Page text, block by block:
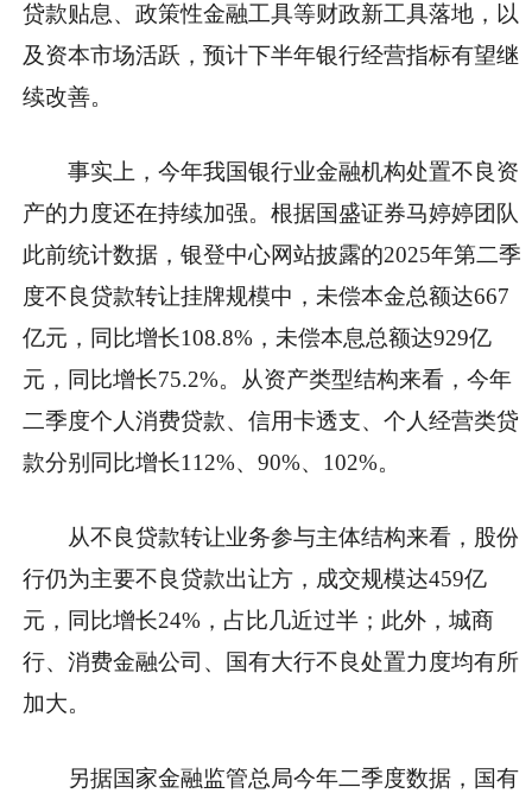
贷款贴息、政策性金融工具等财政新工具落地，以
及资本市场活跃，预计下半年银行经营指标有望继
续改善。
事实上，今年我国银行业金融机构处置不良资
产的力度还在持续加强。根据国盛证券马婷婷团队
此前统计数据，银登中心网站披露的2025年第二季
度不良贷款转让挂牌规模中，未偿本金总额达667
亿元，同比增长108.8%，未偿本息总额达929亿
元，同比增长75.2%。从资产类型结构来看，今年
二季度个人消费贷款、信用卡透支、个人经营类贷
款分别同比增长112%、90%、102%。
从不良贷款转让业务参与主体结构来看，股份
行仍为主要不良贷款出让方，成交规模达459亿
元，同比增长24%，占比几近过半；此外，城商
行、消费金融公司、国有大行不良处置力度均有所
加大。
另据国家金融监管总局今年二季度数据，国有